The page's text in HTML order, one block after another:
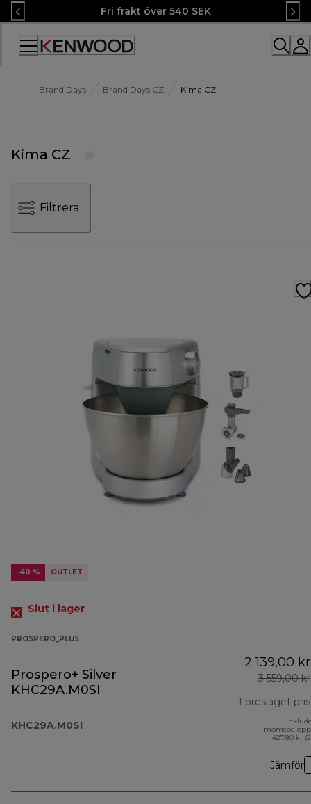
Skip
to
Content
Fri frakt över 540 SEK
Accessibility
Brand Days Brand Days CZ Kima CZ
Kima CZ
Filtrera
-40 % OUTLET
Slut i lager
PROSPERO_PLUS
Prospero+ Silver
KHC29A.M0SI
KHC29A.M0SI
2 139,00 kr
3 559,00 kr
Föreslaget pris
427,80 kr
Jämför